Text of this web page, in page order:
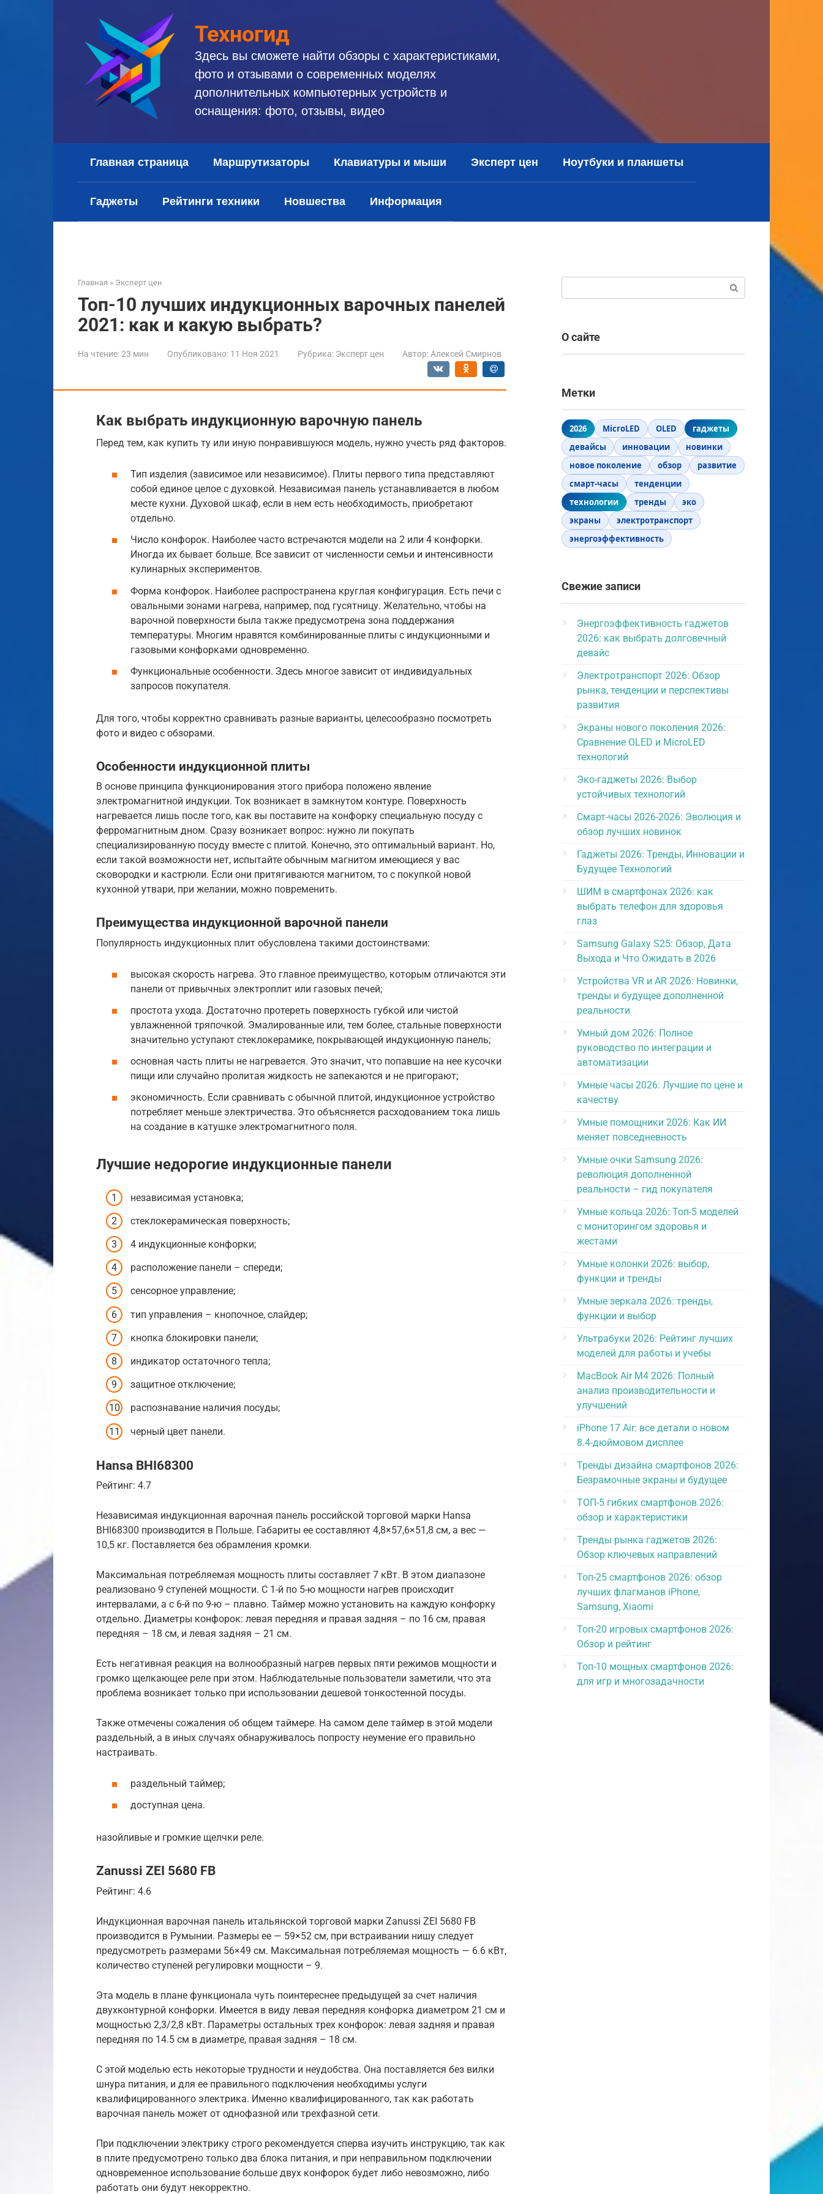
Техногид
Здесь вы сможете найти обзоры с характеристиками,
фото и отзывами о современных моделях
дополнительных компьютерных устройств и
оснащения: фото, отзывы, видео
Главная страница Маршрутизаторы Клавиатуры и мыши Эксперт цен Ноутбуки и планшеты
Гаджеты Рейтинги техники Новшества Информация
Главная » Эксперт цен
Топ-10 лучших индукционных варочных панелей
2021: как и какую выбрать?
На чтение:23 мин Опубликовано: 11 Ноя 2021 Рубрика: Эксперт цен Автор: Алексей Смирнов
Как выбрать индукционную варочную панель
Перед тем, как купить ту или иную понравившуюся модель, нужно учесть ряд факторов.
Тип изделия (зависимое или независимое). Плиты первого типа представляют
собой единое целое с духовкой. Независимая панель устанавливается в любом
месте кухни. Духовой шкаф, если в нем есть необходимость, приобретают
отдельно.
Число конфорок. Наиболее часто встречаются модели на 2 или 4 конфорки.
Иногда их бывает больше. Все зависит от численности семьи и интенсивности
кулинарных экспериментов.
Форма конфорок. Наиболее распространена круглая конфигурация. Есть печи с
овальными зонами нагрева, например, под гусятницу. Желательно, чтобы на
варочной поверхности была также предусмотрена зона поддержания
температуры. Многим нравятся комбинированные плиты с индукционными и
газовыми конфорками одновременно.
Функциональные особенности. Здесь многое зависит от индивидуальных
запросов покупателя.
Для того, чтобы корректно сравнивать разные варианты, целесообразно посмотреть
фото и видео с обзорами.
Особенности индукционной плиты
В основе принципа функционирования этого прибора положено явление
электромагнитной индукции. Ток возникает в замкнутом контуре. Поверхность
нагревается лишь после того, как вы поставите на конфорку специальную посуду с
ферромагнитным дном. Сразу возникает вопрос: нужно ли покупать
специализированную посуду вместе с плитой. Конечно, это оптимальный вариант. Но,
если такой возможности нет, испытайте обычным магнитом имеющиеся у вас
сковородки и кастрюли. Если они притягиваются магнитом, то с покупкой новой
кухонной утвари, при желании, можно повременить.
Преимущества индукционной варочной панели
Популярность индукционных плит обусловлена такими достоинствами:
высокая скорость нагрева. Это главное преимущество, которым отличаются эти
панели от привычных электроплит или газовых печей;
простота ухода. Достаточно протереть поверхность губкой или чистой
увлажненной тряпочкой. Эмалированные или, тем более, стальные поверхности
значительно уступают стеклокерамике, покрывающей индукционную панель;
основная часть плиты не нагревается. Это значит, что попавшие на нее кусочки
пищи или случайно пролитая жидкость не запекаются и не пригорают;
экономичность. Если сравнивать с обычной плитой, индукционное устройство
потребляет меньше электричества. Это объясняется расходованием тока лишь
на создание в катушке электромагнитного поля.
Лучшие недорогие индукционные панели
независимая установка;
стеклокерамическая поверхность;
4 индукционные конфорки;
расположение панели – спереди;
сенсорное управление;
тип управления – кнопочное, слайдер;
кнопка блокировки панели;
индикатор остаточного тепла;
защитное отключение;
распознавание наличия посуды;
черный цвет панели.
Hansa BHI68300
Рейтинг: 4.7
Независимая индукционная варочная панель российской торговой марки Hansa
BHI68300 производится в Польше. Габариты ее составляют 4,8×57,6×51,8 см, а вес —
10,5 кг. Поставляется без обрамления кромки.
Максимальная потребляемая мощность плиты составляет 7 кВт. В этом диапазоне
реализовано 9 ступеней мощности. С 1-й по 5-ю мощности нагрев происходит
интервалами, а с 6-й по 9-ю – плавно. Таймер можно установить на каждую конфорку
отдельно. Диаметры конфорок: левая передняя и правая задняя – по 16 см, правая
передняя – 18 см, и левая задняя – 21 см.
Есть негативная реакция на волнообразный нагрев первых пяти режимов мощности и
громко щелкающее реле при этом. Наблюдательные пользователи заметили, что эта
проблема возникает только при использовании дешевой тонкостенной посуды.
Также отмечены сожаления об общем таймере. На самом деле таймер в этой модели
раздельный, а в иных случаях обнаруживалось попросту неумение его правильно
настраивать.
раздельный таймер;
доступная цена.
назойливые и громкие щелчки реле.
Zanussi ZEI 5680 FB
Рейтинг: 4.6
Индукционная варочная панель итальянской торговой марки Zanussi ZEI 5680 FB
производится в Румынии. Размеры ее — 59×52 см, при встраивании нишу следует
предусмотреть размерами 56×49 см. Максимальная потребляемая мощность — 6.6 кВт,
количество ступеней регулировки мощности – 9.
Эта модель в плане функционала чуть поинтереснее предыдущей за счет наличия
двухконтурной конфорки. Имеется в виду левая передняя конфорка диаметром 21 см и
мощностью 2,3/2,8 кВт. Параметры остальных трех конфорок: левая задняя и правая
передняя по 14.5 см в диаметре, правая задняя – 18 см.
С этой моделью есть некоторые трудности и неудобства. Она поставляется без вилки
шнура питания, и для ее правильного подключения необходимы услуги
квалифицированного электрика. Именно квалифицированного, так как работать
варочная панель может от однофазной или трехфазной сети.
При подключении электрику строго рекомендуется сперва изучить инструкцию, так как
в плите предусмотрено только два блока питания, и при неправильном подключении
одновременное использование больше двух конфорок будет либо невозможно, либо
работать они будут некорректно.
О сайте
Метки
2026 MicroLED OLED
гаджеты
девайсы
инновации
новинки
новое поколение
обзор
развитие
смарт-часы
тенденции
технологии
тренды
эко
экраны
электротранспорт
энергоэффективность
Свежие записи
Энергоэффективность гаджетов
2026: как выбрать долговечный
девайс
Электротранспорт 2026: Обзор
рынка, тенденции и перспективы
развития
Экраны нового поколения 2026:
Сравнение OLED и MicroLED
технологий
Эко-гаджеты 2026: Выбор
устойчивых технологий
Смарт-часы 2026-2026: Эволюция и
обзор лучших новинок
Гаджеты 2026: Тренды, Инновации и
Будущее Технологий
ШИМ в смартфонах 2026: как
выбрать телефон для здоровья
глаз
Samsung Galaxy S25: Обзор, Дата
Выхода и Что Ожидать в 2026
Устройства VR и AR 2026: Новинки,
тренды и будущее дополненной
реальности
Умный дом 2026: Полное
руководство по интеграции и
автоматизации
Умные часы 2026: Лучшие по цене и
качеству
Умные помощники 2026: Как ИИ
меняет повседневность
Умные очки Samsung 2026:
революция дополненной
реальности – гид покупателя
Умные кольца 2026: Топ-5 моделей
с мониторингом здоровья и
жестами
Умные колонки 2026: выбор,
функции и тренды
Умные зеркала 2026: тренды,
функции и выбор
Ультрабуки 2026: Рейтинг лучших
моделей для работы и учебы
MacBook Air M4 2026: Полный
анализ производительности и
улучшений
iPhone 17 Air: все детали о новом
8.4-дюймовом дисплее
Тренды дизайна смартфонов 2026:
Безрамочные экраны и будущее
ТОП-5 гибких смартфонов 2026:
обзор и характеристики
Тренды рынка гаджетов 2026:
Обзор ключевых направлений
Топ-25 смартфонов 2026: обзор
лучших флагманов iPhone,
Samsung, Xiaomi
Топ-20 игровых смартфонов 2026:
Обзор и рейтинг
Топ-10 мощных смартфонов 2026:
для игр и многозадачности